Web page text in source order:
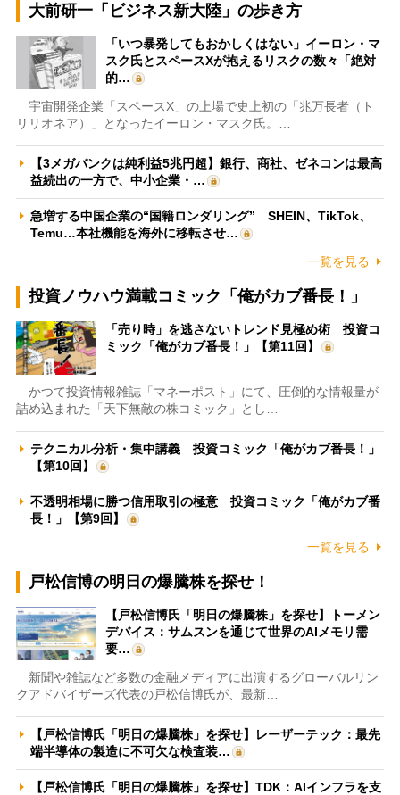
大前研一「ビジネス新大陸」の歩き方
「いつ暴発してもおかしくはない」イーロン・マ
スク氏とスペースXが抱えるリスクの数々「絶対
的…
宇宙開発企業「スペースX」の上場で史上初の「兆万長者（ト
リリオネア）」となったイーロン・マスク氏。…
【3メガバンクは純利益5兆円超】銀行、商社、ゼネコンは最高
益続出の一方で、中小企業・…
急増する中国企業の“国籍ロンダリング” SHEIN、TikTok、
Temu…本社機能を海外に移転させ…
一覧を見る
投資ノウハウ満載コミック「俺がカブ番長！」
「売り時」を逃さないトレンド見極め術 投資コ
ミック「俺がカブ番長！」【第11回】
かつて投資情報雑誌「マネーポスト」にて、圧倒的な情報量が
詰め込まれた「天下無敵の株コミック」とし…
テクニカル分析・集中講義 投資コミック「俺がカブ番長！」
【第10回】
不透明相場に勝つ信用取引の極意 投資コミック「俺がカブ番
長！」【第9回】
一覧を見る
戸松信博の明日の爆騰株を探せ！
【戸松信博氏「明日の爆騰株」を探せ】トーメン
デバイス：サムスンを通じて世界のAIメモリ需
要…
新聞や雑誌など多数の金融メディアに出演するグローバルリン
クアドバイザーズ代表の戸松信博氏が、最新…
【戸松信博氏「明日の爆騰株」を探せ】レーザーテック：最先
端半導体の製造に不可欠な検査装…
【戸松信博氏「明日の爆騰株」を探せ】TDK：AIインフラを支